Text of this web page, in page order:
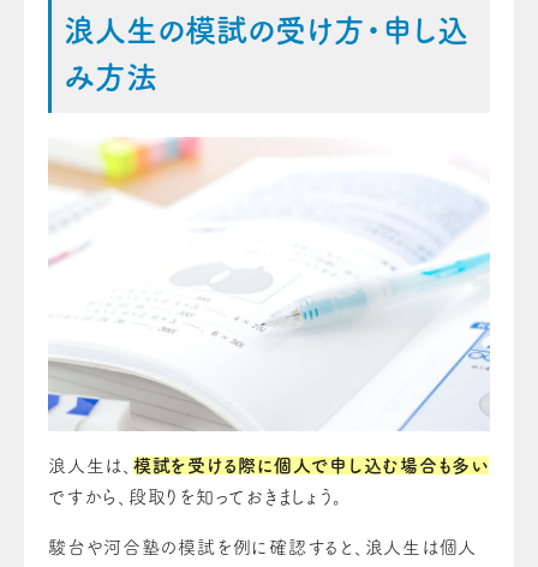
浪人生の模試の受け方・申し込
み方法
浪人生は、 模試を受ける際に個人で申し込む場合も多い
ですから、段取りを知っておきましょう。
駿台や河合塾の模試を例に確認すると、浪人生は個人